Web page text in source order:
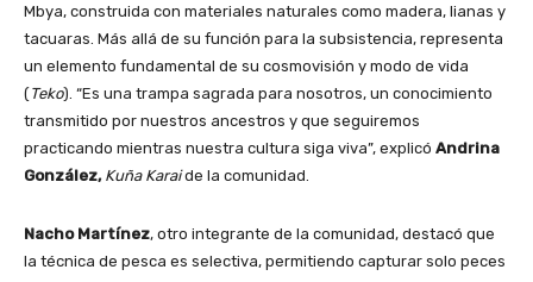
Mbya, construida con materiales naturales como madera, lianas y
tacuaras. Más allá de su función para la subsistencia, representa
un elemento fundamental de su cosmovisión y modo de vida
(Teko). “Es una trampa sagrada para nosotros, un conocimiento
transmitido por nuestros ancestros y que seguiremos
practicando mientras nuestra cultura siga viva”, explicó Andrina
González, Kuña Karaide la comunidad.
Nacho Martínez, otro integrante de la comunidad, destacó que
la técnica de pesca es selectiva, permitiendo capturar solo peces